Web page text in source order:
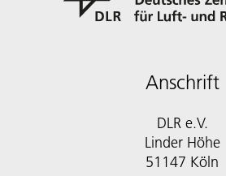
Anschrift
DLR e.V.
Linder Höhe
51147 Köln